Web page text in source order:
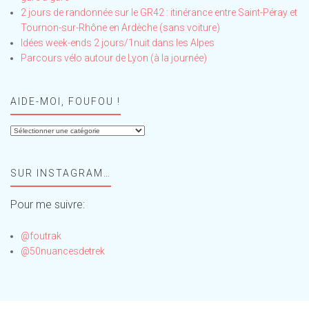
2 jours de randonnée sur le GR42 : itinérance entre Saint-Péray et
Tournon-sur-Rhône en Ardèche (sans voiture)
Idées week-ends 2 jours/1nuit dans les Alpes
Parcours vélo autour de Lyon (à la journée)
AIDE-MOI, FOUFOU !
Aide-
!SUR INSTAGRAM…
Pour me suivre:
@foutrak
@50nuancesdetrek